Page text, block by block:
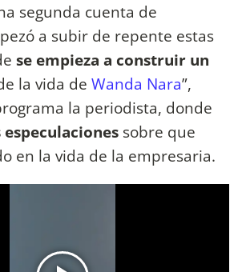
segunda cuenta de
a subir de repente estas
se empieza a construir un
la vida de Wanda Nara”,
la periodista, donde
sobre que
en la vida de la empresaria.